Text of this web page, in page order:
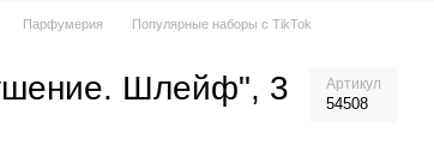
Парфумерия
Популярные наборы с TikTok
Шлейф", 3
Артикул
54508